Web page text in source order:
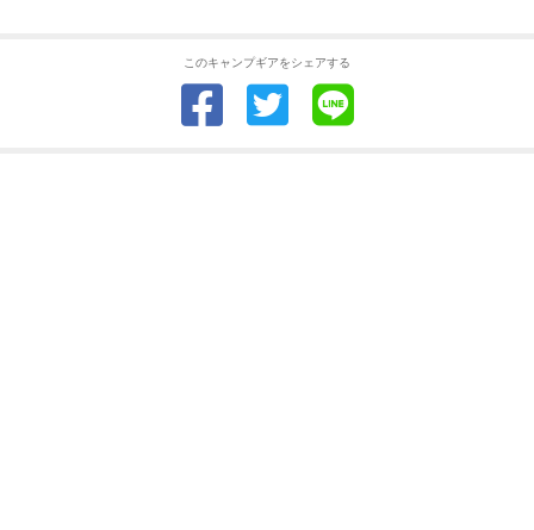
このキャンプギアをシェアする